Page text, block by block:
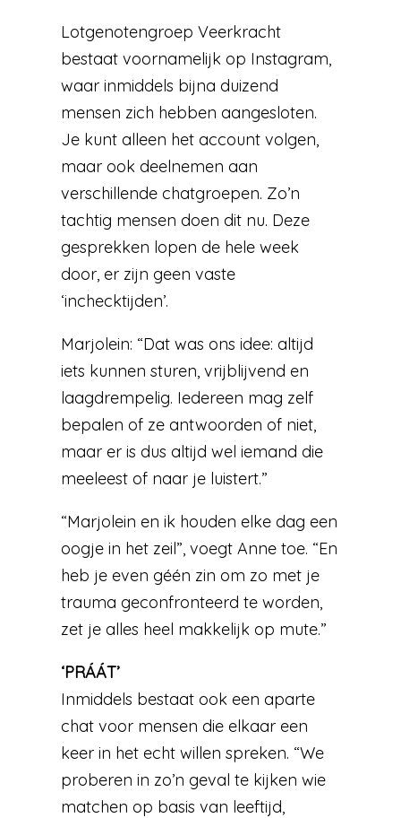
Lotgenotengroep Veerkracht
bestaat voornamelijk op Instagram,
waar inmiddels bijna duizend
mensen zich hebben aangesloten.
Je kunt alleen het account volgen,
maar ook deelnemen aan
verschillende chatgroepen. Zo’n
tachtig mensen doen dit nu. Deze
gesprekken lopen de hele week
door, er zijn geen vaste
‘inchecktijden’.
Marjolein: “Dat was ons idee: altijd
iets kunnen sturen, vrijblijvend en
laagdrempelig. Iedereen mag zelf
bepalen of ze antwoorden of niet,
maar er is dus altijd wel iemand die
meeleest of naar je luistert.”
“Marjolein en ik houden elke dag een
oogje in het zeil”, voegt Anne toe. “En
heb je even géén zin om zo met je
trauma geconfronteerd te worden,
zet je alles heel makkelijk op mute.”
‘PRÁÁT’
Inmiddels bestaat ook een aparte
chat voor mensen die elkaar een
keer in het echt willen spreken. “We
proberen in zo’n geval te kijken wie
matchen op basis van leeftijd,